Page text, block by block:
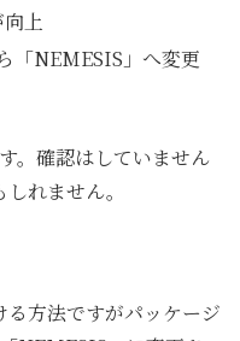
上
「NEMESIS」へ変更
。確認はしていません
れません。
方法ですがパッケージ